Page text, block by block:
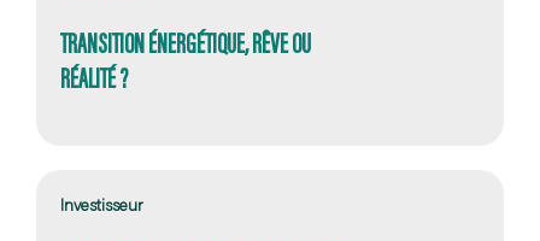
TRANSITION ÉNERGÉTIQUE, RÊVE OU
RÉALITÉ ?
Investisseur